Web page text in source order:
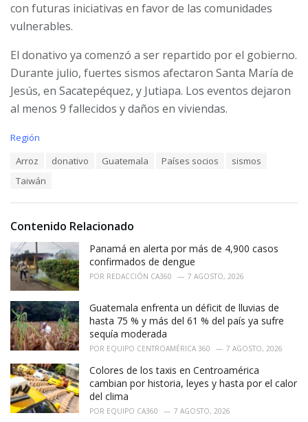
con futuras iniciativas en favor de las comunidades
vulnerables.
El donativo ya comenzó a ser repartido por el gobierno.
Durante julio, fuertes sismos afectaron Santa María de
Jesús, en Sacatepéquez, y Jutiapa. Los eventos dejaron
al menos 9 fallecidos y daños en viviendas.
C
i
s
:
Región
Arroz donativo Guatemala Países socios
sismos
Taiwán
Contenido Relacionado
Panamá en alerta por más de 4,900 casos
confirmados de dengue
POR REDACCIÓN CA360 7 AGOSTO, 2026
Guatemala enfrenta un déficit de lluvias de
hasta 75 % y más del 61 % del país ya sufre
sequía moderada
POR EQUIPO CENTROAMÉRICA 360 7 AGOSTO, 2026
Colores de los taxis en Centroamérica
cambian por historia, leyes y hasta por el calor
del clima
POR EQUIPO CA360 7 AGOSTO, 2026